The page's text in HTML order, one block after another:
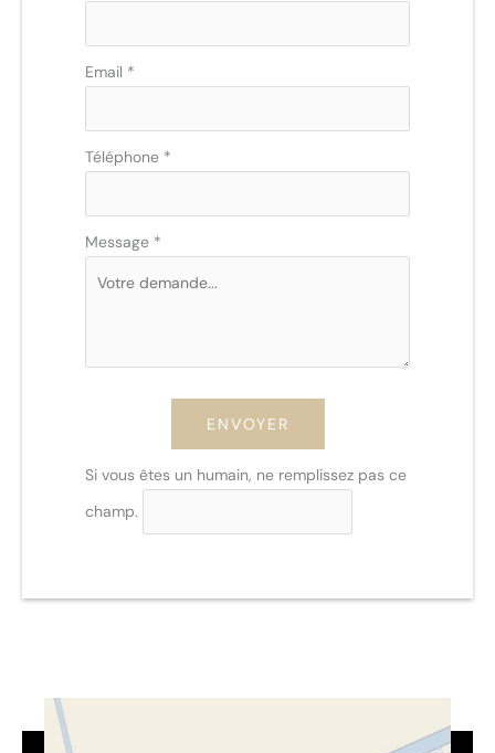
Email *
Téléphone *
Message *
ENVOYER
Si vous êtes un humain, ne remplissez pas ce
champ.